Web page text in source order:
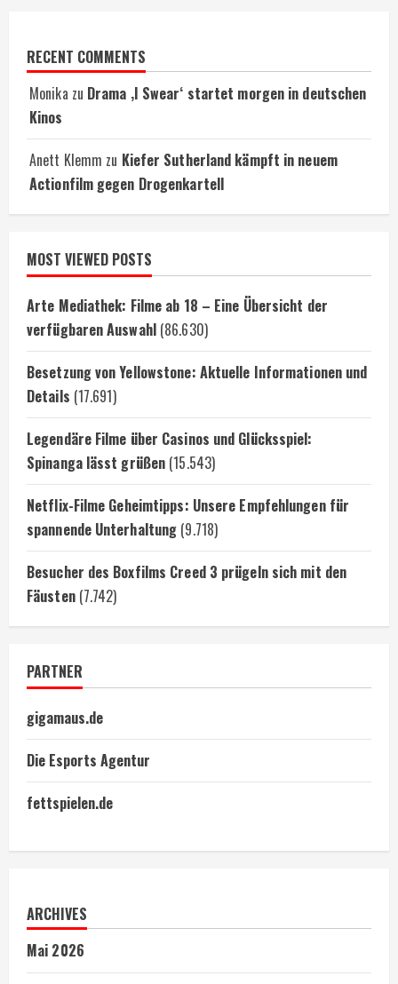
RECENT COMMENTS
Monika zu Drama ‚I Swear‘ startet morgen in deutschen
Kinos
Anett Klemm zu Kiefer Sutherland kämpft in neuem
Actionfilm gegen Drogenkartell
MOST VIEWED POSTS
Arte Mediathek: Filme ab 18 – Eine Übersicht der
verfügbaren Auswahl (86.630)
Besetzung von Yellowstone: Aktuelle Informationen und
Details (17.691)
Legendäre Filme über Casinos und Glücksspiel:
Spinanga lässt grüßen (15.543)
Netflix-Filme Geheimtipps: Unsere Empfehlungen für
spannende Unterhaltung (9.718)
Besucher des Boxfilms Creed 3 prügeln sich mit den
Fäusten (7.742)
PARTNER
gigamaus.de
Die Esports Agentur
fettspielen.de
ARCHIVES
Mai 2026